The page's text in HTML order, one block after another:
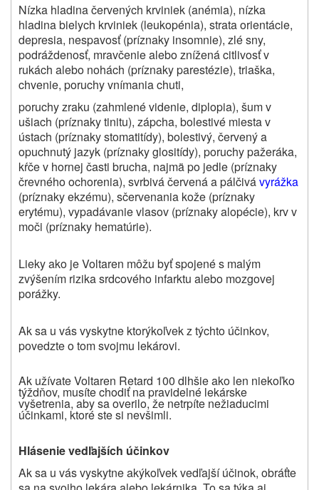
Nízka hladina červených krviniek (anémia), nízka
hladina bielych krviniek (leukopénia), strata orientácie,
depresia, nespavosť (príznaky insomnie), zlé sny,
podráždenosť, mravčenie alebo znížená citlivosť v
rukách alebo nohách (príznaky parestézie), triaška,
chvenie, poruchy vnímania chuti,
poruchy zraku (zahmlené videnie, diplopia), šum v
ušiach (príznaky tinitu), zápcha, bolestivé miesta v
ústach (príznaky stomatitídy), bolestivý, červený a
opuchnutý jazyk (príznaky glositídy), poruchy pažeráka,
kŕče v hornej časti brucha, najmä po jedle (príznaky
črevného ochorenia), svrbivá červená a pálčivávyrážka
(príznaky ekzému), sčervenania kože (príznaky
erytému), vypadávanie vlasov (príznaky alopécie), krv v
moči (príznaky hematúrie).
Lieky ako je Voltaren môžu byť spojené s malým
zvýšením rizika srdcového infarktu alebo mozgovej
porážky.
Ak sa u vás vyskytne ktorýkoľvek z týchto účinkov,
povedzte o tom svojmu lekárovi.
Ak užívate Voltaren Retard 100 dlhšie ako len niekoľko
týždňov, musíte chodiť na pravidelné lekárske
vyšetrenia, aby sa overilo, že netrpíte nežiaducimi
účinkami, ktoré ste si nevšimli.
Hlásenie vedľajších účinkov
Ak sa u vás vyskytne akýkoľvek vedľajší účinok, obráťte